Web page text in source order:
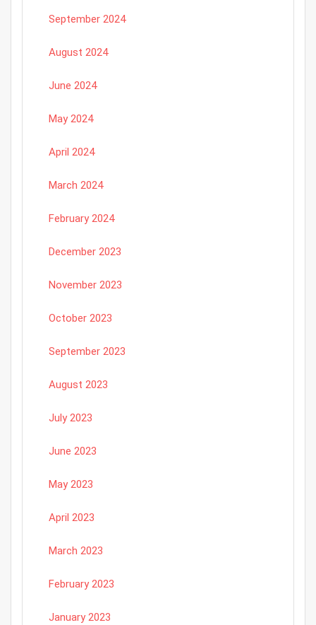
September 2024
August 2024
June 2024
May 2024
April 2024
March 2024
February 2024
December 2023
November 2023
October 2023
September 2023
August 2023
July 2023
June 2023
May 2023
April 2023
March 2023
February 2023
January 2023